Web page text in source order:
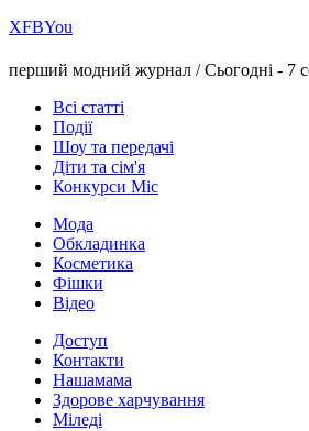
ХFBYou
перший модний журнал /Сьогодні - 7
Всі статті
Події
Шоу та передачі
Діти та сім'я
Конкурси Міс
Мода
Обкладинка
Косметика
Фішки
Відео
Доступ
Контакти
Нашамама
Здорове харчування
Міледі